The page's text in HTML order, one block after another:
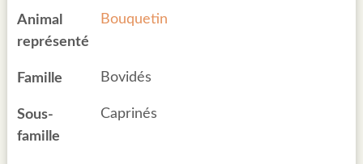
Animal
représenté
Bouquetin
Famille Bovidés
Sous-
famille
Caprinés